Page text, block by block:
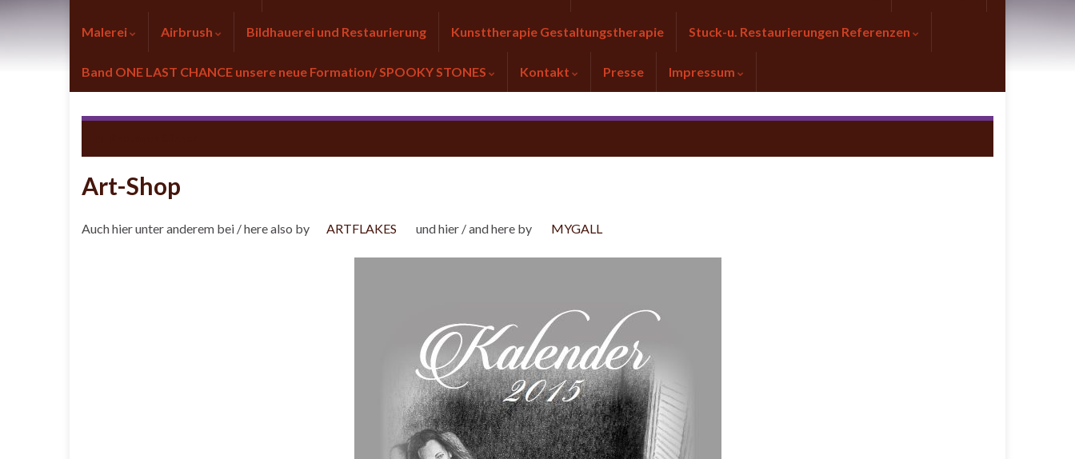
Malerei Airbrush Bildhauerei und Restaurierung Kunsttherapie Gestaltungstherapie Stuck-u. Restaurierungen Referenzen
Band ONE LAST CHANCE unsere neue Formation/ SPOOKY STONES Kontakt Presse Impressum
Art-Shop
Auch hier unter anderem bei / here also by ARTFLAKES und hier / and here by MYGALL